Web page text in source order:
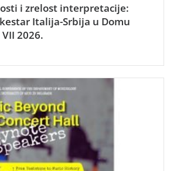
i zrelost interpretacije:
Italija-Srbija u Domu
2026.